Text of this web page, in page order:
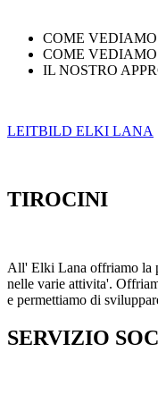
COME
COME
IL NOSTRO
LEITBILD ELKI LANA
TIROCINI
All' Elki Lana offriamo la
nelle varie attivita'.
e permettiamo di
SERVIZIO